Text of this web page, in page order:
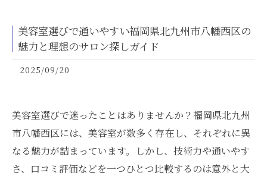
美容室選びで通いやすい福岡県北九州市八幡西区の
魅力と理想のサロン探しガイド
2025/09/20
美容室選びで迷ったことはありませんか？福岡県北九州
市八幡西区には、美容室が数多く存在し、それぞれに異
なる魅力が詰まっています。しかし、技術力や通いやす
さ、口コミ評価などを一つひとつ比較するのは意外と大